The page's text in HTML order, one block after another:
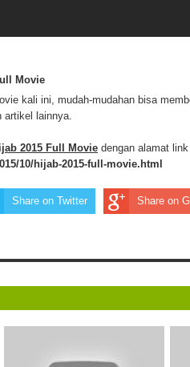
Movie
kali ini, mudah-mudahan bisa
artikel lainnya.
2015 Full Movie dengan alamat link
10/hijab-2015-full-movie.html
Share on Twitter Share on